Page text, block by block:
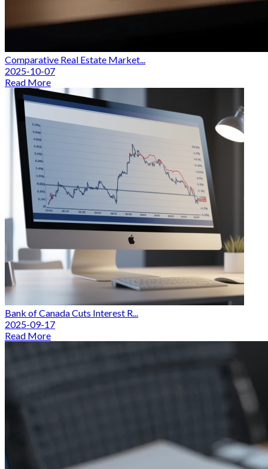
Comparative Real Estate Market...
2025-10-07
Read More
Bank of Canada Cuts Interest R...
2025-09-17
Read More